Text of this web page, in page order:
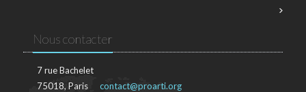
Nous contacter
7 rue Bachelet
75018, Paris
contact@proarti.org